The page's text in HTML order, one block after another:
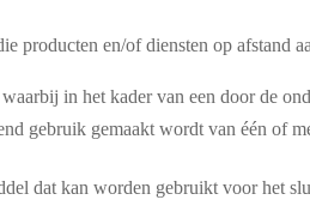
producten en/of diensten op afstand
in het kader van een door de
gebruik gemaakt wordt van één of
dat kan worden gebruikt voor het